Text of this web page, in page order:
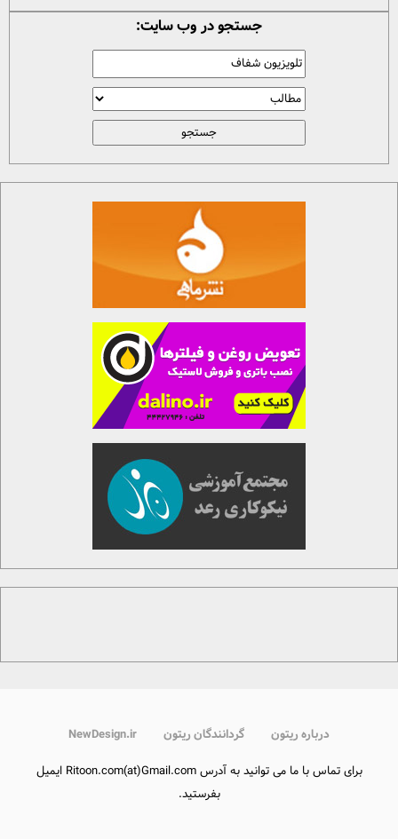
جستجو در وب سایت:
درباره ریتون گردانندگان ریتون NewDesign.ir
برای تماس با ما می توانید به آدرس Ritoon.com(at)Gmail.com ایمیل
بفرستید.